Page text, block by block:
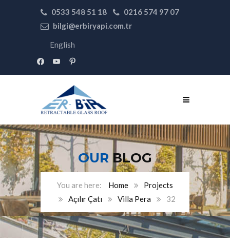
0533 548 51 18
0216 574 97 07
bilgi@erbiryapi.com.tr
English
facebookyoutubepinterest
OUR BLOG
Home
Projects
Açılır Çatı
Villa Pera 32